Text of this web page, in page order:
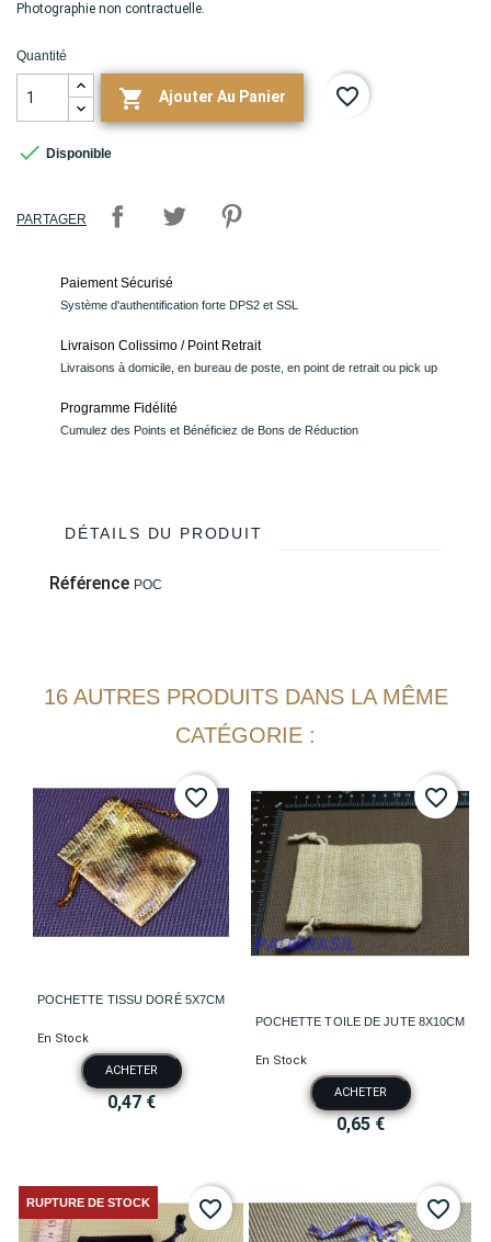
Photographie non contractuelle.
Quantité
 Ajouter Au Panier favorite_border
 Disponible
PARTAGER
Paiement Sécurisé
Système d'authentification forte DPS2 et SSL
Livraison Colissimo / Point Retrait
Livraisons à domicile, en bureau de poste, en point de retrait ou pick up
Programme Fidélité
Cumulez des Points et Bénéficiez de Bons de Réduction
DÉTAILS DU PRODUIT
Référence POC
16 AUTRES PRODUITS DANS LA MÊME
CATÉGORIE :
POCHETTE TISSU DORÉ 5X7CM
En Stock
ACHETER
0,47 €
favorite_border
POCHETTE TOILE DE JUTE 8X10CM
En Stock
ACHETER
0,65 €
favorite_border
RUPTURE DE STOCK favorite_border favorite_border